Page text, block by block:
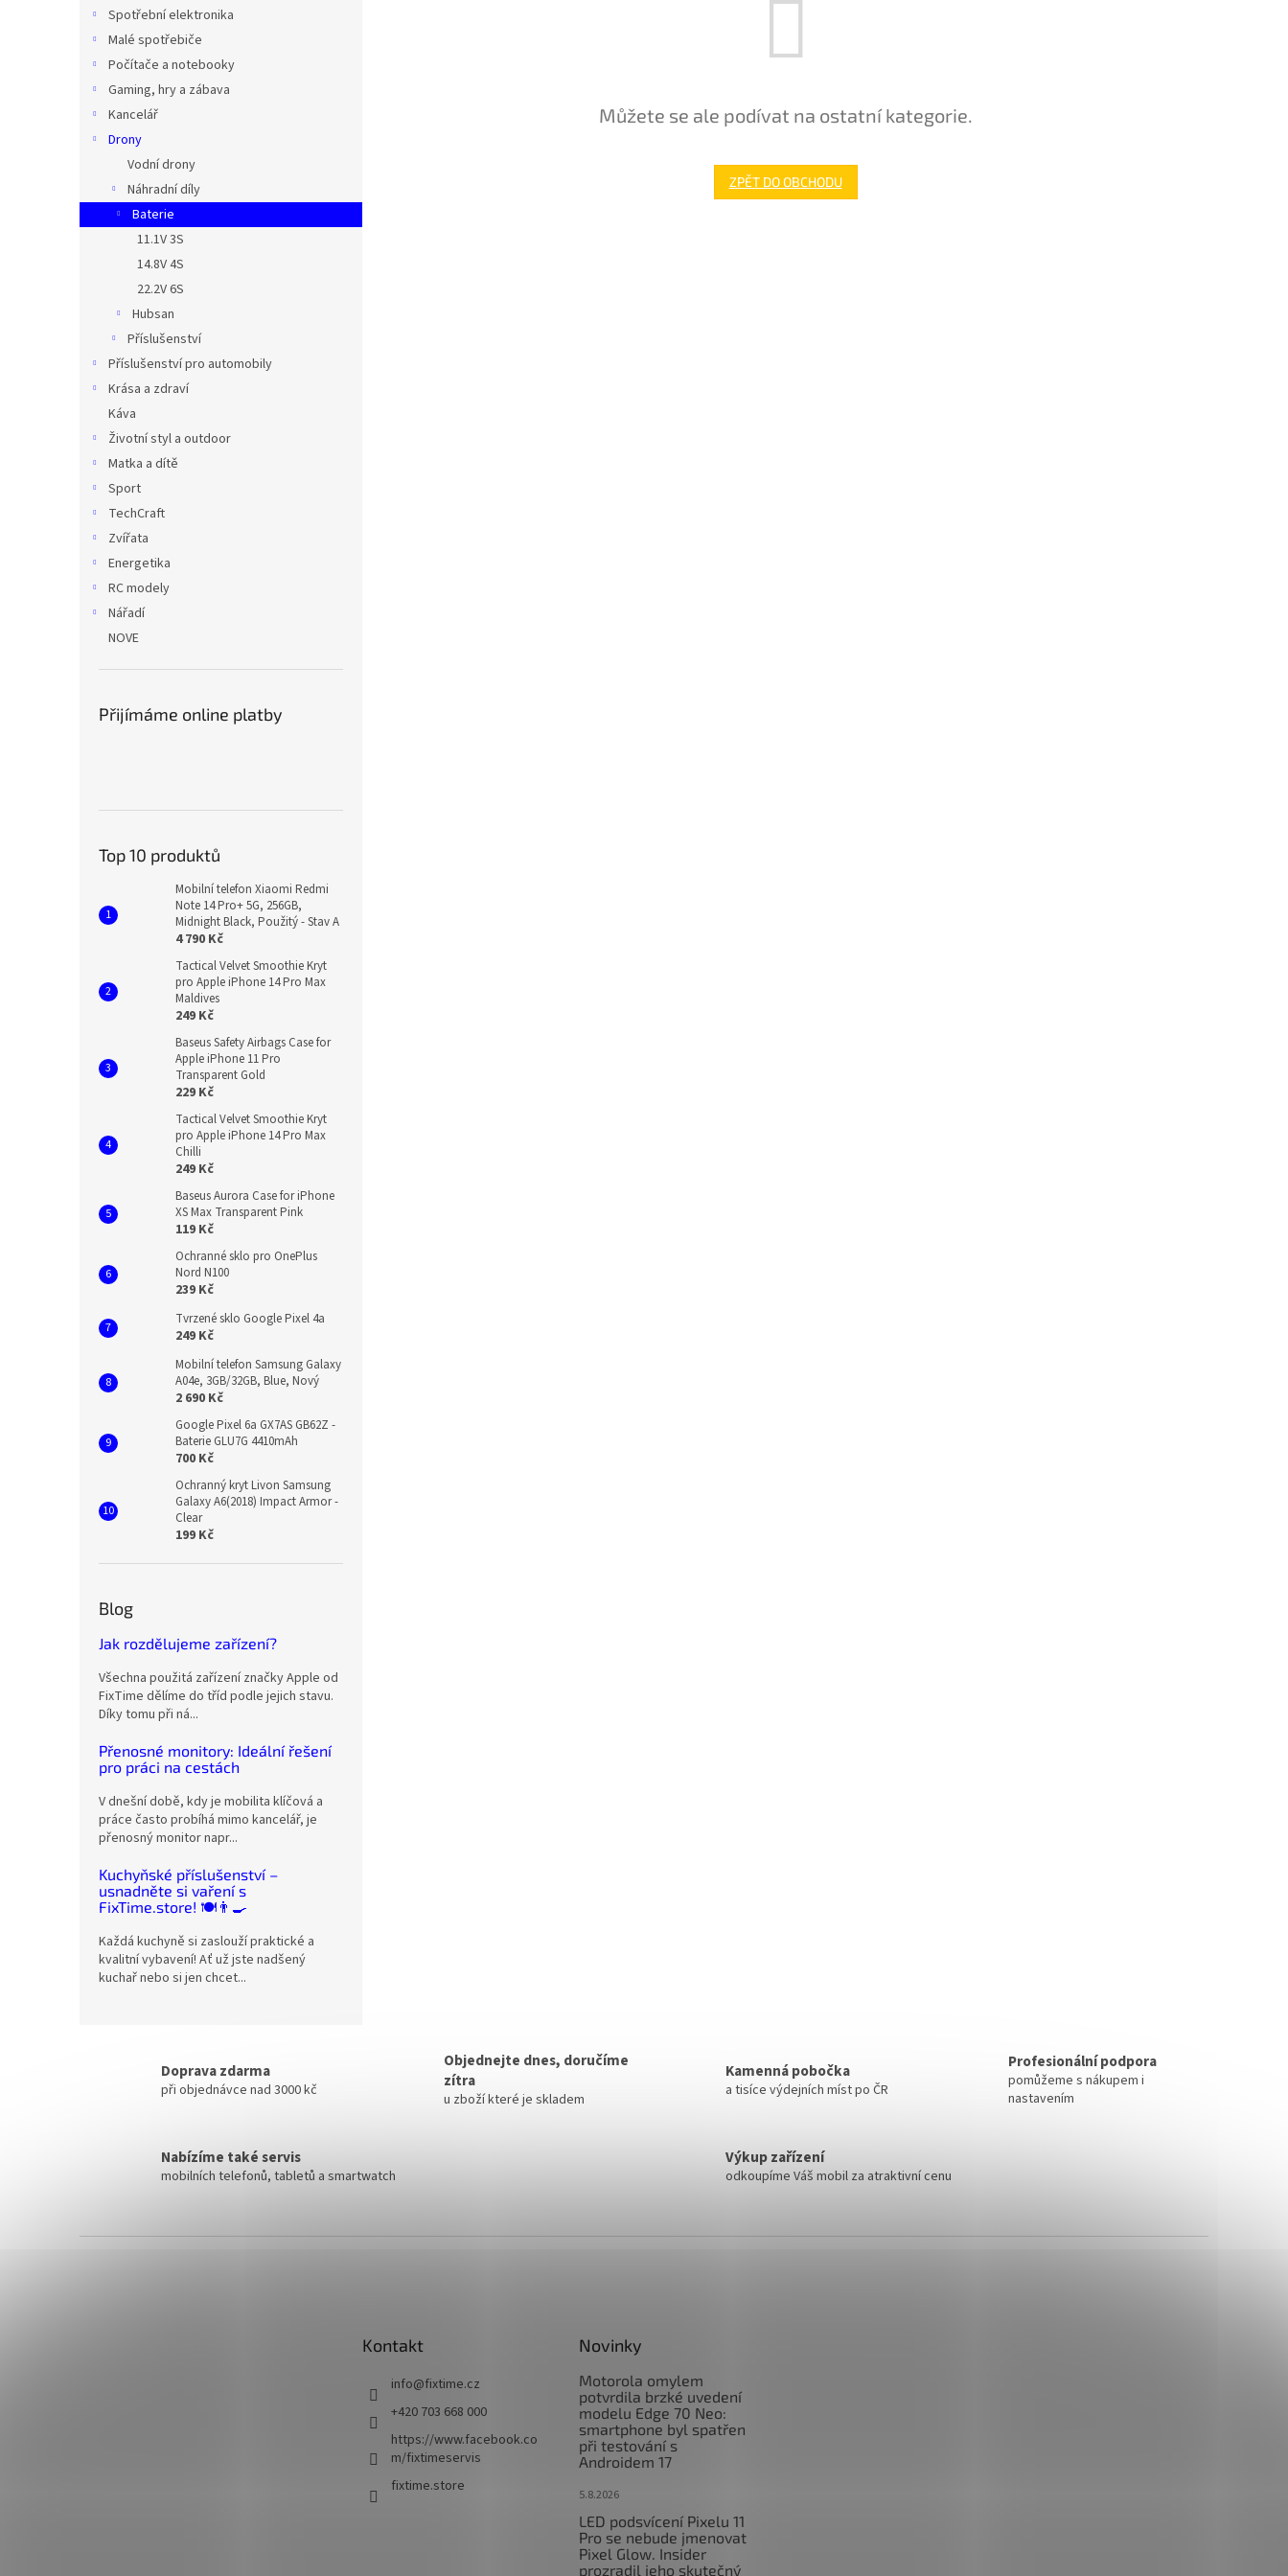
Spotřební elektronika
Malé spotřebiče
Počítače a notebooky
Gaming, hry a zábava
Kancelář
Drony
Vodní drony
Náhradní díly
Baterie
11.1V 3S
14.8V 4S
22.2V 6S
Hubsan
Příslušenství
Příslušenství pro automobily
Krása a zdraví
Káva
Životní styl a outdoor
Matka a dítě
Sport
TechCraft
Zvířata
Energetika
RC modely
Nářadí
NOVE
Přijímáme online platby
Top 10 produktů
Mobilní telefon Xiaomi Redmi
Note 14 Pro+ 5G, 256GB,
Midnight Black, Použitý - Stav A
4 790 Kč
Tactical Velvet Smoothie Kryt
pro Apple iPhone 14 Pro Max
Maldives
249 Kč
Baseus Safety Airbags Case for
Apple iPhone 11 Pro
Transparent Gold
229 Kč
Tactical Velvet Smoothie Kryt
pro Apple iPhone 14 Pro Max
Chilli
249 Kč
Baseus Aurora Case for iPhone
XS Max Transparent Pink
119 Kč
Ochranné sklo pro OnePlus
Nord N100
239 Kč
Tvrzené sklo Google Pixel 4a
249 Kč
Mobilní telefon Samsung Galaxy
A04e, 3GB/32GB, Blue, Nový
2 690 Kč
Google Pixel 6a GX7AS GB62Z -
Baterie GLU7G 4410mAh
700 Kč
Ochranný kryt Livon Samsung
Galaxy A6(2018) Impact Armor -
Clear
199 Kč
Blog
Jak rozdělujeme zařízení?
Všechna použitá zařízení značky Apple od
FixTime dělíme do tříd podle jejich stavu.
Díky tomu při ná...
Přenosné monitory: Ideální řešení
pro práci na cestách
V dnešní době, kdy je mobilita klíčová a
práce často probíhá mimo kancelář, je
přenosný monitor napr...
Kuchyňské příslušenství –
usnadněte si vaření s
FixTime.store! 🍽️👨‍🍳
Každá kuchyně si zaslouží praktické a
kvalitní vybavení! Ať už jste nadšený
kuchař nebo si jen chcet...
Můžete se ale podívat na ostatní kategorie.
ZPĚT DO OBCHODU
Doprava zdarma
při objednávce nad 3000 kč
Objednejte dnes, doručíme
zítra
u zboží které je skladem
Kamenná pobočka
a tisíce výdejních míst po ČR
Profesionální podpora
pomůžeme s nákupem i
nastavením
Nabízíme také servis
mobilních telefonů, tabletů a smartwatch
Výkup zařízení
odkoupíme Váš mobil za atraktivní cenu
Kontakt
info@fixtime.cz
+420 703 668 000
https://www.facebook.co
m/fixtimeservis
fixtime.store
Novinky
Motorola omylem
potvrdila brzké uvedení
modelu Edge 70 Neo:
smartphone byl spatřen
při testování s
Androidem 17
5.8.2026
LED podsvícení Pixelu 11
Pro se nebude jmenovat
Pixel Glow. Insider
prozradil jeho skutečný